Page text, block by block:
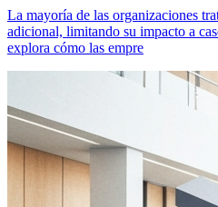
La mayoría de las organizaciones
adicional, limitando su impacto a
explora cómo las empre